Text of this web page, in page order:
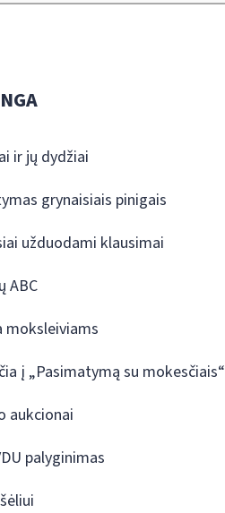
ir jų dydžiai
grynaisiais pinigais
užduodami klausimai
ABC
moksleiviams
į „Pasimatymą su mokesčiais“
aukcionai
palyginimas